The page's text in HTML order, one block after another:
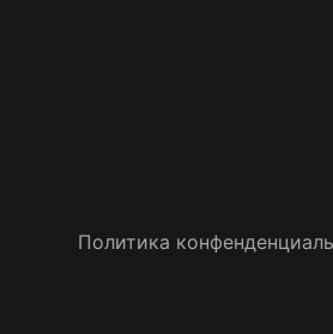
Политика